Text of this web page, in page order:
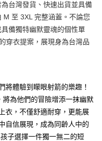
條碼／台灣大直營門市／銀行轉
。
（以下簡稱本公司）所提供，讓
務，並由商店將買賣／分期付款
關係目的，商店將以您的個人
大哥大進項蒐集、處理及利用，
oppay.tw/userRule
，將跳轉至「AFTEE先享後付」
可完成結帳。
訊。
視為交易完成。
，但若您需要取消訂單，請聯絡
結帳頁面顯示為準，若有關於
問，請聯繫「AFTEE先享後付
support/home
AFTEE先享後付」服務完成之交
並將交易相關給付款項請求債
費
台灣發貨、快速出貨並具備
至 3XL 完整涵蓋。不論您
備獨特幽默靈魂的個性單
穿衣提案，展現身為台灣品
將體驗到矇眼射箭的樂趣！
為他們的冒險增添一抹幽默
衣，不僅舒適耐穿，更能展
自信展現，成為同齡人中的
子選擇一件獨一無二的短